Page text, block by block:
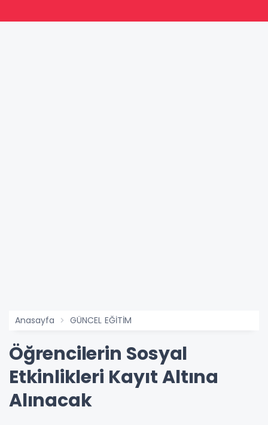
Anasayfa GÜNCEL EĞİTİM
Öğrencilerin Sosyal
Etkinlikleri Kayıt Altına
Alınacak